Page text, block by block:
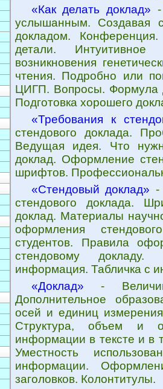
«Как делать доклад»
услышанным. Создавая
докладом.
детали.
возникновения
чтения. Подробно или
ЦИГП. Вопросы. Формула
Подготовка хорошего
«Требования к
стендового доклада.
Ведущая идея. Что
доклад. Оформление
шрифтов.
«Стендовый доклад» -
стендового доклада.
доклад. Материалы
оформления
студентов. Правила
стендовому докладу.
информация. Табличка с
«Доклад» -
Дополнительное
осей и единиц
Структура, объем и
информации в тексте и в
Уместность
информации.
заголовков. Колонтитулы.